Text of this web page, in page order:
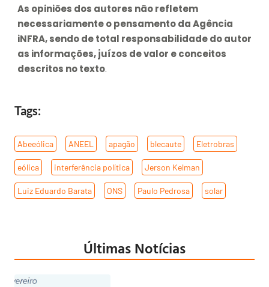
As opiniões dos autores não refletem
necessariamente o pensamento da Agência
iNFRA, sendo de total responsabilidade do autor
as informações, juízos de valor e conceitos
descritos no texto.
Tags:
Abeeólica ANEEL apagão blecaute Eletrobras
eólica interferência política Jerson Kelman
Luiz Eduardo Barata ONS Paulo Pedrosa solar
Últimas Notícias